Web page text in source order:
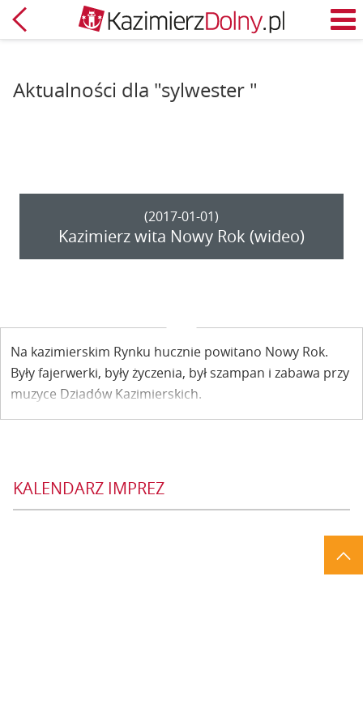
Powrót
Aktualności dla "sylwester "
(2017-01-01)
Kazimierz wita Nowy Rok (wideo)
Na kazimierskim Rynku hucznie powitano Nowy Rok.
Były fajerwerki, były życzenia, był szampan i zabawa przy
muzyce Dziadów Kazimierskich.
KALENDARZ IMPREZ